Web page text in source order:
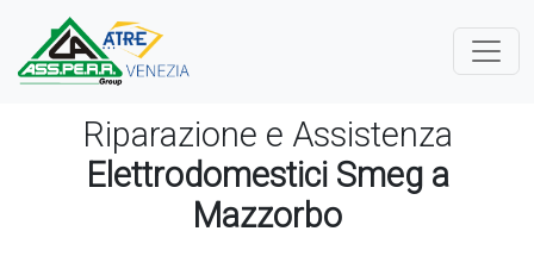
Riparazione e Assistenza
Elettrodomestici Smeg a
Mazzorbo